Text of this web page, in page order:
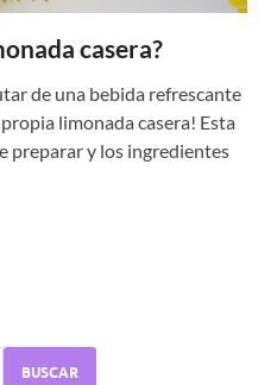
casera?
de una bebida refrescante
limonada casera! Esta
preparar y los ingredientes
BUSCAR